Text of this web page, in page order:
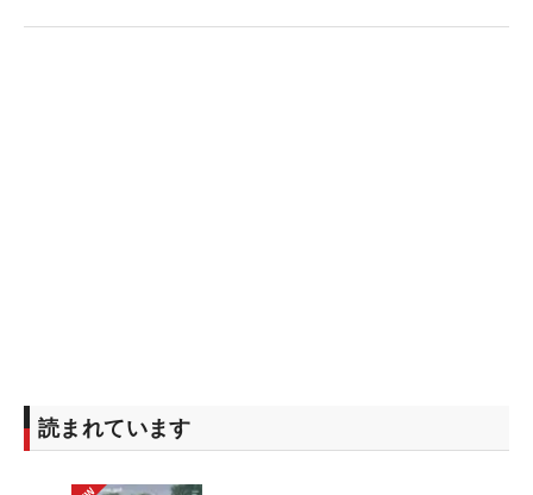
読まれています